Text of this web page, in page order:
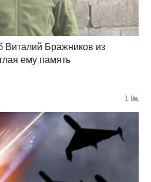
Виталий Бражников из
ему память
1